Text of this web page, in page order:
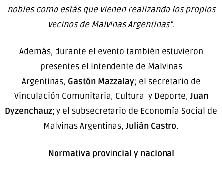
nobles como estás que vienen realizando los propios
vecinos de Malvinas Argentinas”.
Además, durante el evento también estuvieron
presentes el intendente de Malvinas
Argentinas, Gastón Mazzalay; el secretario de
Vinculación Comunitaria, Cultura y Deporte,Juan
Dyzenchauz; y el subsecretario de Economía Social de
Malvinas Argentinas,Julián Castro.
Normativa provincial y nacional